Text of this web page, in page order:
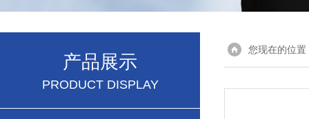
产品展示
PRODUCT DISPLAY
您现在的位置